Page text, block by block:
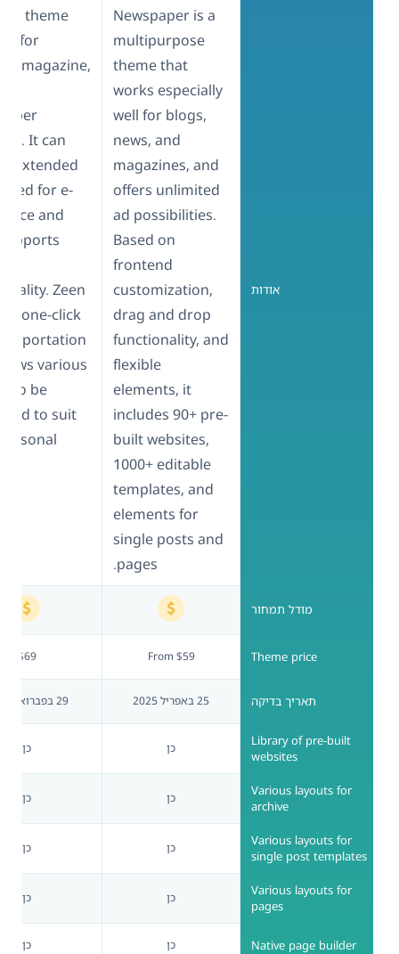
אודות
Newspaper is a
multipurpose
theme that
works especially
well for blogs,
news, and
magazines, and
offers unlimited
ad possibilities.
Based on
frontend
customization,
drag and drop
functionality, and
flexible
elements, it
includes 90+ pre-
built websites,
1000+ editable
templates, and
elements for
single posts and
pages.
a theme
for
magazine,
It can
extended
for e-
and
Zeen
one-click
importation
various
to be
to suit
מודל תמחור
Theme price
From $59
$69
תאריך בדיקה 25 באפריל 2025 29 בפברואר 2024
Library of pre-built
websites
כן כן
Various layouts for
archive
כן כן
Various layouts for
single post templates
כן כן
Various layouts for
pages
כן כן
Native page builder כן כן